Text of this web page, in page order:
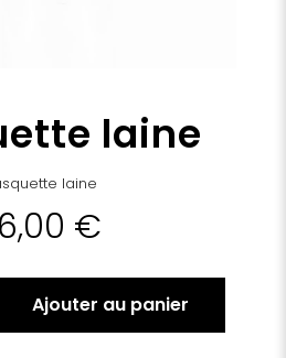
laine
laine
€
Ajouter au panier